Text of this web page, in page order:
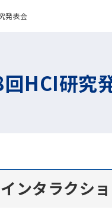
発表会
HCI研究
ンタラクシ